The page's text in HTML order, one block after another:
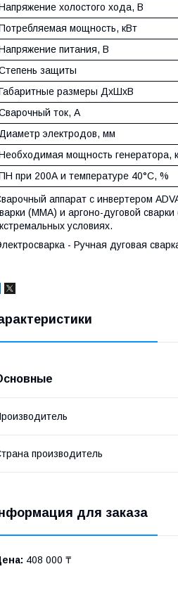
холостого хода, В
мощность, кВт
питания, В
защиты
размеры ДхШхВ
ток, А
электродов, мм
мощность генератора,
при 200А и температуре 40°С, %
аппарат с инвертером
(MMA) и аргоно-дуговой
условиях.
- Ручная дуговая
производитель
для заказа
408 000 ₸